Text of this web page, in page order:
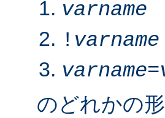
varname
! varname
varname=
のどれかの